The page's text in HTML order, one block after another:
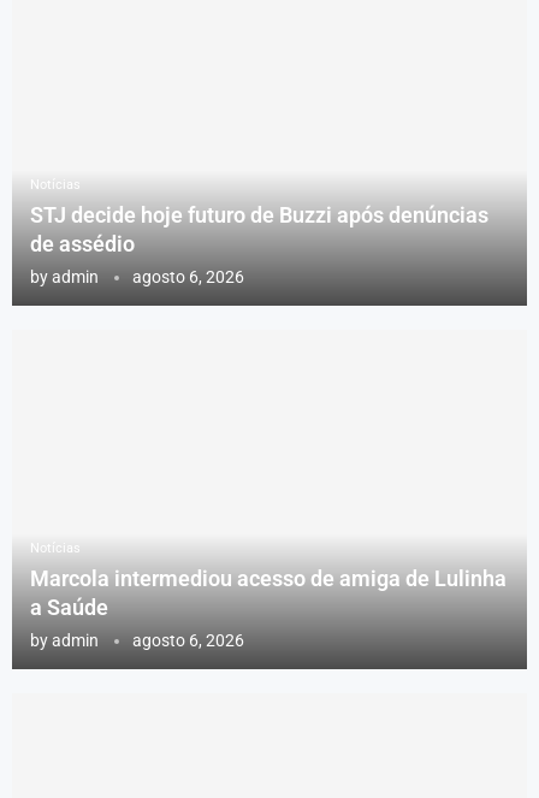
Notícias
STJ decide hoje futuro de Buzzi após denúncias
de assédio
byadmin agosto 6, 2026
Notícias
Marcola intermediou acesso de amiga de Lulinha
a Saúde
byadmin agosto 6, 2026